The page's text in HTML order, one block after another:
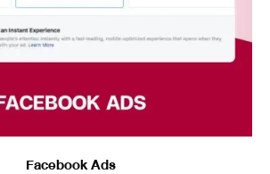
Facebook Ads